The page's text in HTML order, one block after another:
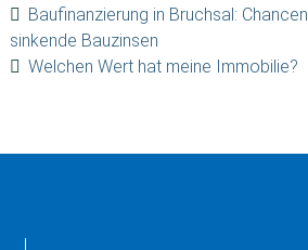
Baufinanzierung in Bruchsal:
sinkende Bauzinsen
Welchen Wert hat meine Immobilie?